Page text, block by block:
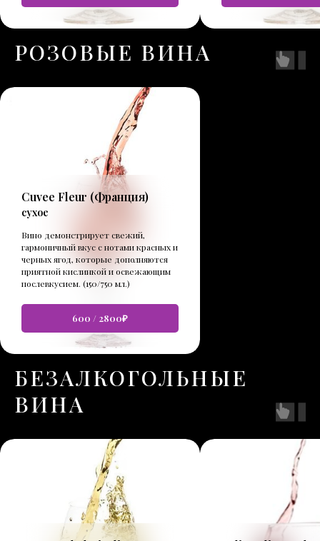
РОЗОВЫЕ ВИНА
Cuvee Fleur (Франция)
сухое
Вино демонстрирует свежий,
гармоничный вкус с нотами красных и
черных ягод, которые дополняются
приятной кислинкой и освежающим
послевкусием. (150/750 мл.)
600 / 2800₽
БЕЗАЛКОГОЛЬНЫЕ
ВИНА